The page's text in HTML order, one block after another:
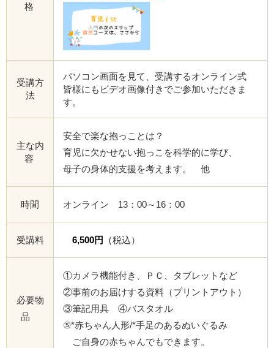
格
受講方
法
パソコン画面を見て、受講するオンライン式
皆様にもビデオ画像付きでご参加いただきま
す。
主な内
容
安全で楽な抱っことは？
育児に欠かせない抱っこを科学的に学び、
母子の身体的支援を考えます。 他
時間 オンライン 13：00～16：00
受講料 6,500円 （税込）
必要物
品
①カメラ機能付き、ＰＣ、タブレットなど
②事前のお届けする資料（プリントアウト）
③筆記用具 ④バスタオル
⑤*赤ちゃん人形/*手足のあるぬいぐるみ
ご自身の赤ちゃんでもできます。